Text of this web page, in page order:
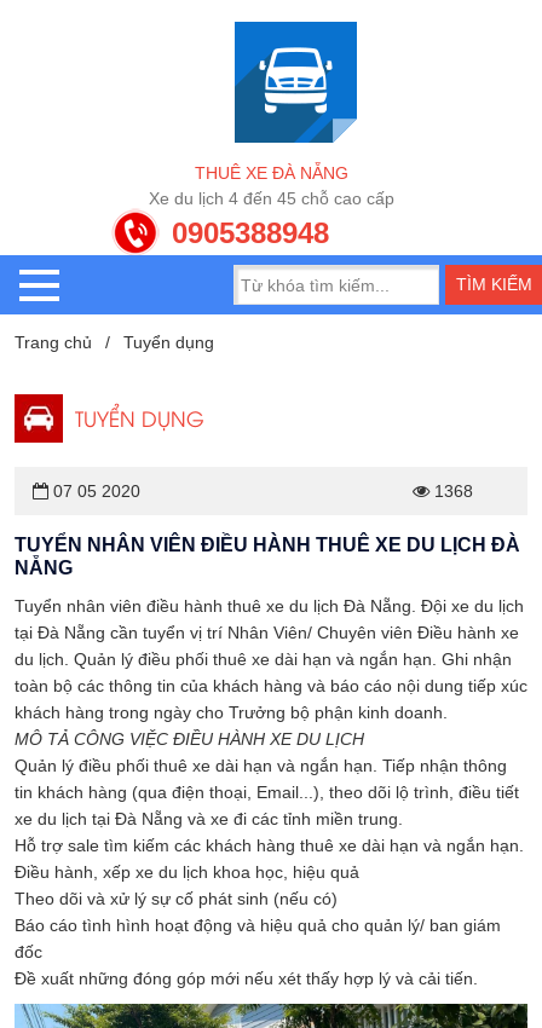
THUÊ XE ĐÀ NẴNG
Xe du lịch 4 đến 45 chỗ cao cấp
0905388948
Trang chủ Tuyển dụng
TUYỂN DỤNG
07 05 2020 1368
TUYỂN NHÂN VIÊN ĐIỀU HÀNH THUÊ XE DU LỊCH ĐÀ
NẴNG
Tuyển nhân viên điều hành thuê xe du lịch Đà Nẵng. Đội xe du lịch
tại Đà Nẵng cần tuyển vị trí Nhân Viên/ Chuyên viên Điều hành xe
du lịch. Quản lý điều phối thuê xe dài hạn và ngắn hạn. Ghi nhận
toàn bộ các thông tin của khách hàng và báo cáo nội dung tiếp xúc
khách hàng trong ngày cho Trưởng bộ phận kinh doanh.
MÔ TẢ CÔNG VIỆC ĐIỀU HÀNH XE DU LỊCH
Quản lý điều phối thuê xe dài hạn và ngắn hạn. Tiếp nhận thông
tin khách hàng (qua điện thoại, Email...), theo dõi lộ trình, điều tiết
xe du lịch tại Đà Nẵng và xe đi các tỉnh miền trung.
Hỗ trợ sale tìm kiếm các khách hàng thuê xe dài hạn và ngắn hạn.
Điều hành, xếp xe du lịch khoa học, hiệu quả
Theo dõi và xử lý sự cố phát sinh (nếu có)
Báo cáo tình hình hoạt động và hiệu quả cho quản lý/ ban giám
đốc
Đề xuất những đóng góp mới nếu xét thấy hợp lý và cải tiến.